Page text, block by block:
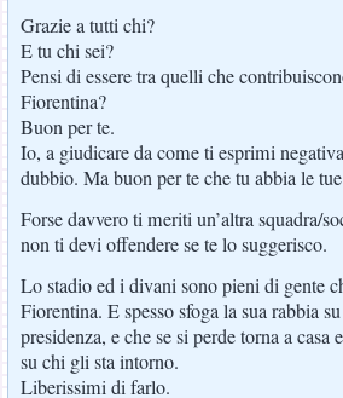
Grazie a tutti chi?
E tu chi sei?
Pensi di essere tra quelli che
Fiorentina?
Buon per te.
Io, a giudicare da come ti esprimi
dubbio. Ma buon per te che tu abbia le
Forse davvero ti meriti un’altra squadra/
non ti devi offendere se te lo suggerisco.
Lo stadio ed i divani sono pieni di gente
Fiorentina. E spesso sfoga la sua rabbia
presidenza, e che se si perde torna a
su chi gli sta intorno.
Liberissimi di farlo.